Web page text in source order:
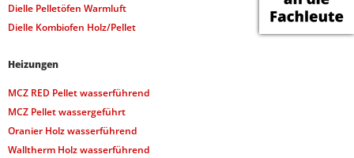
Dielle Pelletöfen Warmluft
Dielle Kombiofen Holz/Pellet
Heizungen
MCZ RED Pellet wasserführend
MCZ Pellet wassergeführt
Oranier Holz wasserführend
Walltherm Holz wasserführend